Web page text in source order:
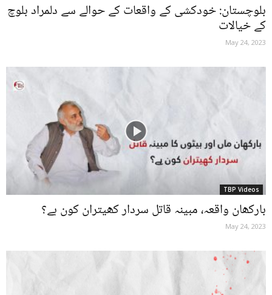
بلوچستان: خودکشی کے واقعات کے حوالے سے دلمراد بلوچ
کے خیالات
May 24, 2023
TBP Videos
بارکھان واقعہ، مبینہ قاتل سردار کھیتران کون ہے؟
May 24, 2023